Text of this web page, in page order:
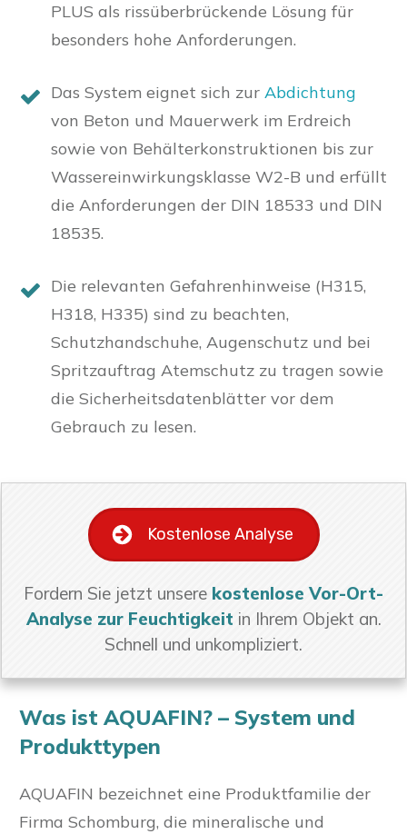
PLUS als rissüberbrückende Lösung für
besonders hohe Anforderungen.
Das System eignet sich zur Abdichtung
von Beton und Mauerwerk im Erdreich
sowie von Behälterkonstruktionen bis zur
Wassereinwirkungsklasse W2-B und erfüllt
die Anforderungen der DIN 18533 und DIN
18535.
Die relevanten Gefahrenhinweise (H315,
H318, H335) sind zu beachten,
Schutzhandschuhe, Augenschutz und bei
Spritzauftrag Atemschutz zu tragen sowie
die Sicherheitsdatenblätter vor dem
Gebrauch zu lesen.
Kostenlose Analyse
Fordern Sie jetzt unsere kostenlose Vor-Ort-
Analyse zur Feuchtigkeit in Ihrem Objekt an.
Schnell und unkompliziert.
Was ist AQUAFIN? – System und
Produkttypen
AQUAFIN bezeichnet eine Produktfamilie der
Firma Schomburg, die mineralische und